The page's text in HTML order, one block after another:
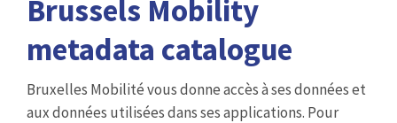
Brussels Mobility
metadata catalogue
Bruxelles Mobilité vous donne accès à ses données et
aux données utilisées dans ses applications. Pour